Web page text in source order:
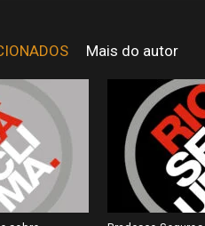
Mais do autor